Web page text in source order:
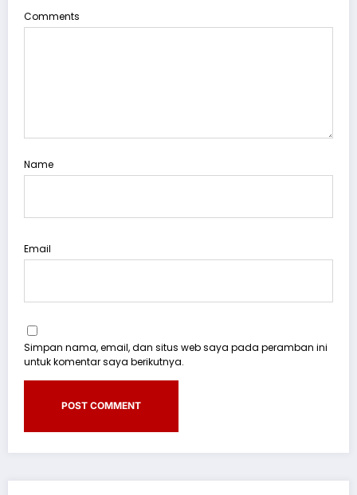
Comments
Name
Email
Simpan nama, email, dan situs web saya pada peramban ini
untuk komentar saya berikutnya.